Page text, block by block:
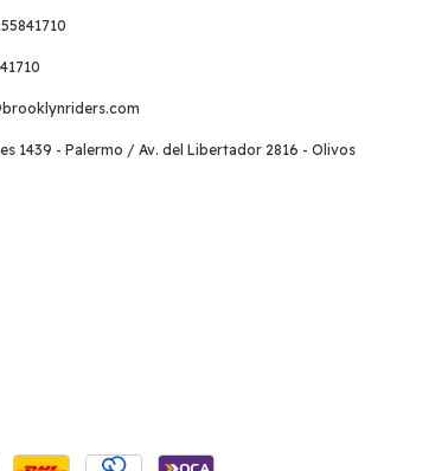
1439 - Palermo / Av. del Libertador 2816 - Olivos